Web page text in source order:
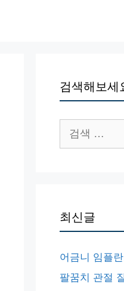
검색해보세
색:
최신글
어금니 임플
팔꿈치 관절